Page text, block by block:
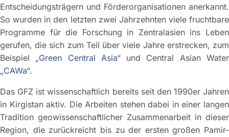
Entscheidungsträgern und Förderorganisationen anerkannt.
So wurden in den letzten zwei Jahrzehnten viele fruchtbare
Programme für die Forschung in Zentralasien ins Leben
gerufen, die sich zum Teil über viele Jahre erstrecken, zum
Beispiel „Green Central Asia“ und Central Asian Water
„CAWa“.
Das GFZ ist wissenschaftlich bereits seit den 1990er Jahren
in Kirgistan aktiv. Die Arbeiten stehen dabei in einer langen
Tradition geowissenschaftlicher Zusammenarbeit in dieser
Region, die zurückreicht bis zu der ersten großen Pamir-